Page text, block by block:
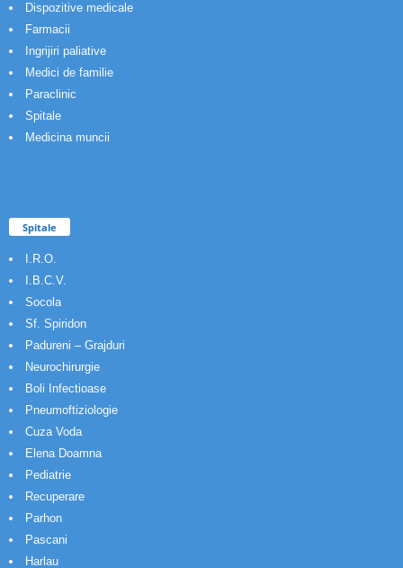
Dispozitive medicale
Farmacii
Ingrijiri paliative
Medici de familie
Paraclinic
Spitale
Medicina muncii
Spitale
I.R.O.
I.B.C.V.
Socola
Sf. Spiridon
Padureni – Grajduri
Neurochirurgie
Boli Infectioase
Pneumoftiziologie
Cuza Voda
Elena Doamna
Pediatrie
Recuperare
Parhon
Pascani
Harlau